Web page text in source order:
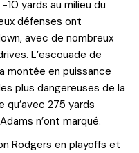
yards au milieu du
défenses ont
avec de nombreux
L’escouade de
montée en puissance
plus dangereuses de la
qu’avec 275 yards
n’ont marqué.
Rodgers en playoffs et